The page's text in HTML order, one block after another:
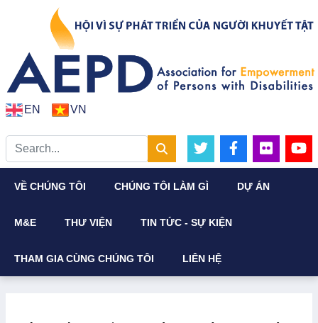
EN VN
VỀ CHÚNG TÔI CHÚNG TÔI LÀM GÌ DỰ ÁN
M&E THƯ VIỆN TIN TỨC - SỰ KIỆN
THAM GIA CÙNG CHÚNG TÔI LIÊN HỆ